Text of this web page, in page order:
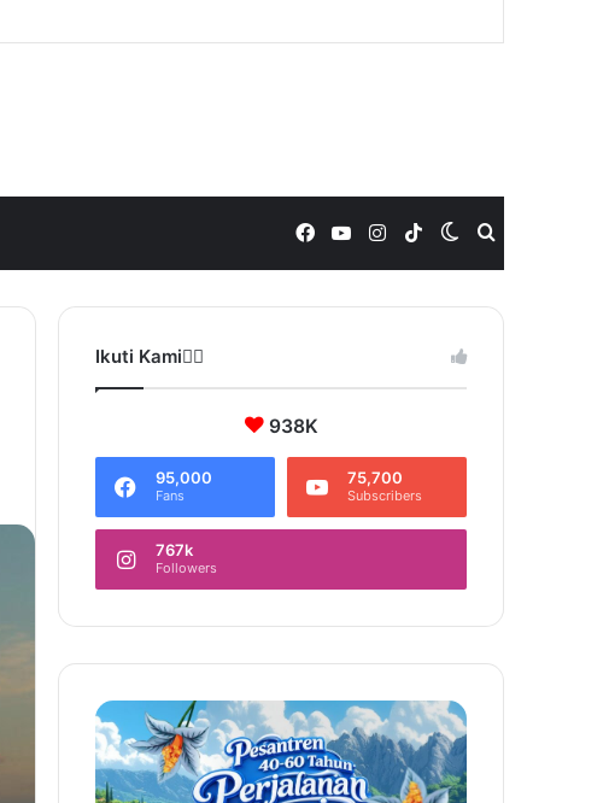
Switch
skin
TikTok
Instagram
YouTube
Facebook
Ikuti Kami❤️‍🔥
938K
95,000
Fans
75,700
Subscribers
767k
Followers